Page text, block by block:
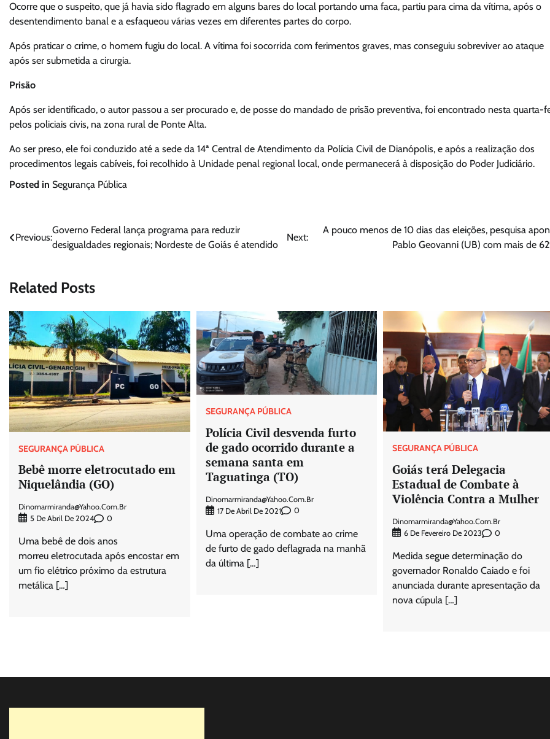
Ocorre que o suspeito, que já havia sido flagrado em alguns bares do local portando uma faca, partiu para cima da vítima, após o
desentendimento banal e a esfaqueou várias vezes em diferentes partes do corpo.
Após praticar o crime, o homem fugiu do local. A vítima foi socorrida com ferimentos graves, mas conseguiu sobreviver ao ataque
após ser submetida a cirurgia.
Prisão
Após ser identificado, o autor passou a ser procurado e, de posse do mandado de prisão preventiva, foi encontrado nesta quarta-
pelos policiais civis, na zona rural de Ponte Alta.
Ao ser preso, ele foi conduzido até a sede da 14ª Central de Atendimento da Polícia Civil de Dianópolis, e após a realização dos
procedimentos legais cabíveis, foi recolhido à Unidade penal regional local, onde permanecerá à disposição do Poder Judiciário.
Posted in Segurança Pública
Navegação
Post
Previous:
Governo Federal lança programa para reduzir
desigualdades regionais; Nordeste de Goiás é atendido
Next:
A pouco menos de 10 dias das eleições, pesquisa
Pablo Geovanni (UB) com mais de
Related Posts
SEGURANÇA PÚBLICA
Bebê morre eletrocutado em
Niquelândia (GO)
Dinomarmiranda@yahoo.com.br
5 De Abril De 2024
0
Uma bebê de dois anos
morreu eletrocutada após encostar em
um fio elétrico próximo da estrutura
metálica […]
SEGURANÇA PÚBLICA
Polícia Civil desvenda furto
de gado ocorrido durante a
semana santa em
Taguatinga (TO)
Dinomarmiranda@yahoo.com.br
17 De Abril De 2021
0
Uma operação de combate ao crime
de furto de gado deflagrada na manhã
da última […]
SEGURANÇA PÚBLICA
Goiás terá Delegacia
Estadual de Combate à
Violência Contra a Mulher
Dinomarmiranda@yahoo.com.br
6 De Fevereiro De 2023
0
Medida segue determinação do
governador Ronaldo Caiado e foi
anunciada durante apresentação da
nova cúpula […]